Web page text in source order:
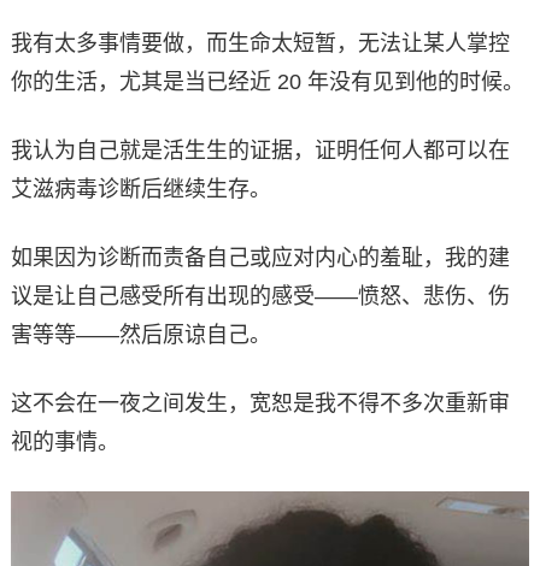
我有太多事情要做，而生命太短暂，无法让某人掌控
你的生活，尤其是当已经近 20 年没有见到他的时候。
我认为自己就是活生生的证据，证明任何人都可以在
艾滋病毒诊断后继续生存。
如果因为诊断而责备自己或应对内心的羞耻，我的建
议是让自己感受所有出现的感受——愤怒、悲伤、伤
害等等——然后原谅自己。
这不会在一夜之间发生，宽恕是我不得不多次重新审
视的事情。